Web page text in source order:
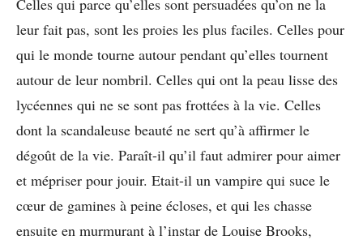
leur fait pas, sont les proies les plus faciles. Celles pour
qui le monde tourne autour pendant qu’elles tournent
autour de leur nombril. Celles qui ont la peau lisse des
lycéennes qui ne se sont pas frottées à la vie. Celles
dont la scandaleuse beauté ne sert qu’à affirmer le
dégoût de la vie. Paraît-il qu’il faut admirer pour aimer
et mépriser pour jouir. Etait-il un vampire qui suce le
cœur de gamines à peine écloses, et qui les chasse
ensuite en murmurant à l’instar de Louise Brooks,